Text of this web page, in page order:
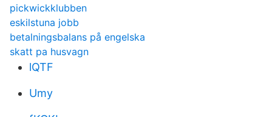
pickwickklubben
eskilstuna jobb
betalningsbalans på engelska
skatt pa husvagn
lQTF
Umy